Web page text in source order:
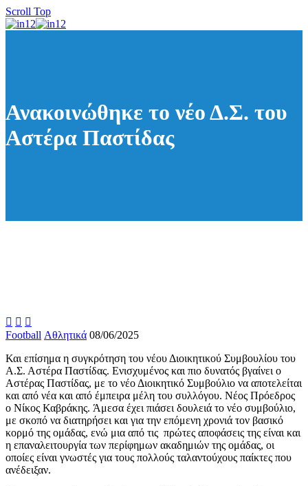
Scroll Top
Ανακοινώθηκε το νέο Δ.Σ. του
Αστέρα Παστίδας
  
Football Αθλητικά 08/06/2025
Και επίσημα η συγκρότηση του νέου Διοικητικού Συμβουλίου του
Α.Σ. Αστέρα Παστίδας. Ενισχυμένος και πιο δυνατός βγαίνει ο
Αστέρας Παστίδας, με το νέο Διοικητικό Συμβούλιο να αποτελείται
και από νέα και από έμπειρα μέλη του συλλόγου. Νέος Πρόεδρος
ο Νίκος Καβράκης. Άμεσα έχει πιάσει δουλειά το νέο συμβούλιο,
με σκοπό να διατηρήσει και για την επόμενη χρονιά τον βασικό
κορμό της ομάδας, ενώ μια από τις πρώτες αποφάσεις της είναι και
η επαναλειτουργία των περίφημων ακαδημιών της ομάδας, οι
οποίες είναι γνωστές για τους πολλούς ταλαντούχους παίκτες που
ανέδειξαν.